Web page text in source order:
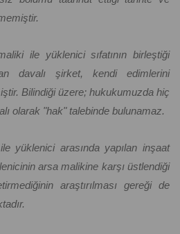
ile yüklenici sıfatının birleştiği
davalı şirket, kendi edimlerini
Bilindiği üzere; hukukumuzda hiç
olarak "hak" talebinde bulunamaz.
yüklenici arasında yapılan inşaat
arsa malikine karşı üstlendiği
araştırılması gereği de